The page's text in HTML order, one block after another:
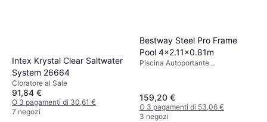
Intex Krystal Clear Saltwater
System 26664
Cloratore al Sale
91,84 €
O 3 pagamenti di 30,61 €
7 negozi
Bestway Steel Pro Frame
Pool 4x2.11x0.81m
Piscina Autoportante
159,20 €
O 3 pagamenti di 53,06 €
3 negozi